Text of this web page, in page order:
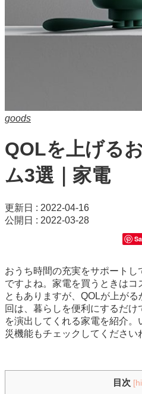
goods
QOLを上げる
ム3選｜家電
更新日 : 2022-04-16
公開日 : 2022-03-28
おうち時間の充実をサポート
ですよね。家電を買うときはコ
ともありますが、QOLが上が
回は、暮らしを便利にするだけ
を演出してくれる家電を紹介
災機能もチェックしてください
目次 [